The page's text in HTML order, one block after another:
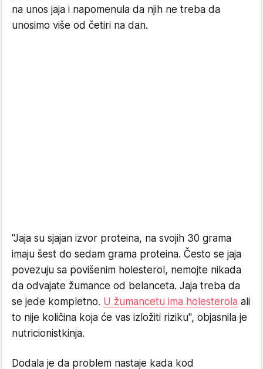
na unos jaja i napomenula da njih ne treba da
unosimo više od četiri na dan.
"Jaja su sjajan izvor proteina, na svojih 30 grama
imaju šest do sedam grama proteina. Često se jaja
povezuju sa povišenim holesterol, nemojte nikada
da odvajate žumance od belanceta. Jaja treba da
se jede kompletno. U žumancetu ima holesterola ali
to nije količina koja će vas izložiti riziku", objasnila je
nutricionistkinja.
Dodala je da problem nastaje kada kod